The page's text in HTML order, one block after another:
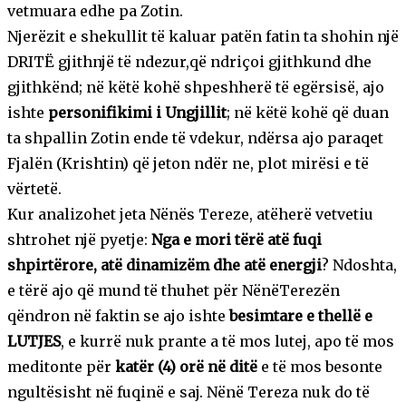
vetmuara edhe pa Zotin.
Njerëzit e shekullit të kaluar patën fatin ta shohin një
DRITË gjithnjë të ndezur,që ndriçoi gjithkund dhe
gjithkënd; në këtë kohë shpeshherë të egërsisë, ajo
ishte personifikimi i Ungjillit; në këtë kohë që duan
ta shpallin Zotin ende të vdekur, ndërsa ajo paraqet
Fjalën (Krishtin) që jeton ndër ne, plot mirësi e të
vërtetë.
Kur analizohet jeta Nënës Tereze, atëherë vetvetiu
shtrohet një pyetje: Nga e mori tërë atë fuqi
shpirtërore, atë dinamizëm dhe atë energji? Ndoshta,
e tërë ajo që mund të thuhet për NënëTerezën
qëndron në faktin se ajo ishtebesimtare e thellë e
LUTJES, e kurrë nuk prante a të mos lutej, apo të mos
meditonte për katër (4) orë në ditë e të mos besonte
ngultësisht në fuqinë e saj. Nënë Tereza nuk do të